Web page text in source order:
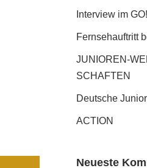
Interview im
Fernseh­auftritt
JUNIOREN-
SCHAFTEN
Deutsche
ACTION
Neueste